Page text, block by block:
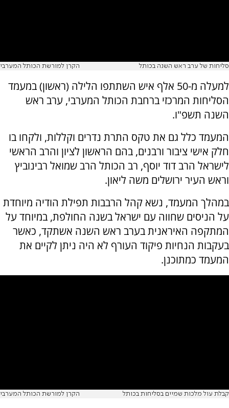
סליחות של ערב ראש השנה בכותל הקרן למורשת הכותל המערבי
למעלה מ-50 אלף איש השתתפו הלילה (ראשון) במעמד
הסליחות המרכזי ברחבת הכותל המערבי, ערב ראש
השנה תשפ"ו.
המעמד כלל גם את טקס התרת נדרים וקללות, ולקחו בו
חלק אישי ציבור ורבנים, בהם הראשון לציון והרב הראשי
לישראל הרב דוד יוסף, רב הכותל הרב שמואל רבינוביץ
וראש העיר ירושלים משה ליאון.
במהלך המעמד, נשא קהל הרבבות תפילת הודיה מיוחדת
על הניסים שחווה עם ישראל בשנה החולפת, במיוחד על
המתקפה האיראנית בערב ראש השנה אשתקד, כאשר
בעקבות הנחיות פיקוד העורף לא היה ניתן לקיים את
המעמד כמתוכנן.
קבלת עול מלכות שמיים בסליחות בכותל הקרן למורשת הכותל המערבי